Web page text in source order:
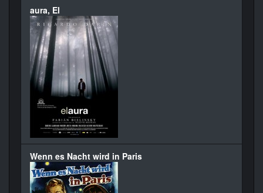
aura, El
Wenn es Nacht wird in Paris